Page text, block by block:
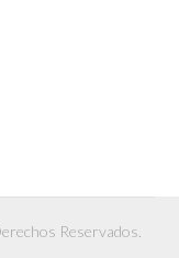
Reservados.